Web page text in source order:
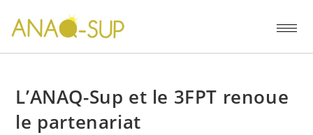
L’ANAQ-Sup et le 3FPT renoue
le partenariat